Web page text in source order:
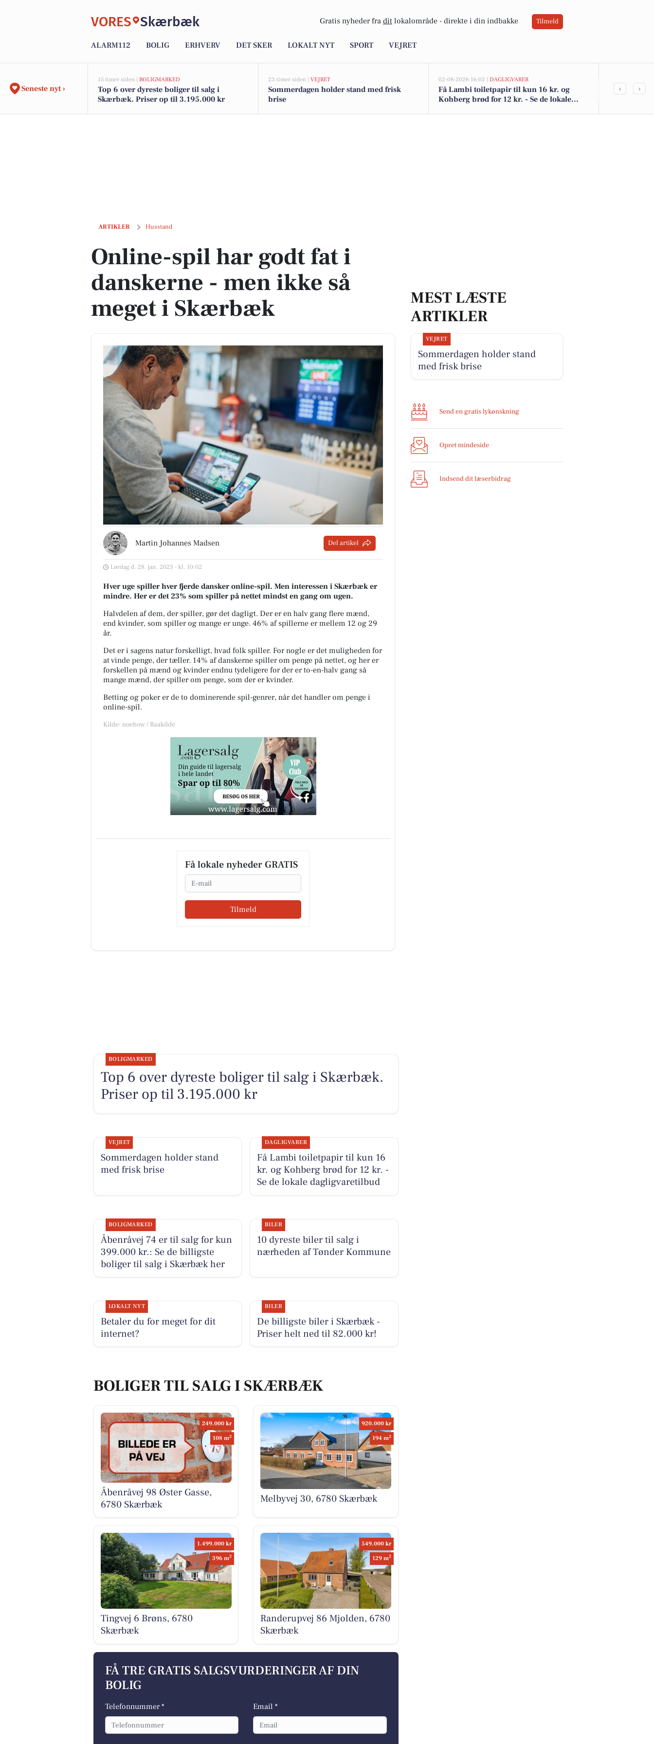
VORES Skærbæk Gratis nyheder fra dit lokalområde - direkte i din indbakke Tilmeld
ALARM112 BOLIG ERHVERV DET SKER LOKALT NYT SPORT VEJRET
Seneste nyt ›
15 timer siden | BOLIGMARKED
Top 6 over dyreste boliger til salg i
Skærbæk. Priser op til 3.195.000 kr
23 timer siden | VEJRET
Sommerdagen holder stand med frisk
brise
02-08-2026 16:02 | DAGLIGVARER
Få Lambi toiletpapir til kun 16 kr. og
Kohberg brød for 12 kr. - Se de lokale
Åbenråvej
‹ ›
ARTIKLER Husstand
Online-spil har godt fat i danskerne - men ikke så meget i Skærbæk
Online-spil har godt fat i
danskerne - men ikke så
meget i Skærbæk
Martin Johannes Madsen Del artikel
Lørdag d. 28. jan. 2023 - kl. 10:02
Hver uge spiller hver fjerde dansker online-spil. Men interessen i Skærbæk er
mindre. Her er det 23% som spiller på nettet mindst en gang om ugen.
Halvdelen af dem, der spiller, gør det dagligt. Der er en halv gang flere mænd,
end kvinder, som spiller og mange er unge. 46% af spillerne er mellem 12 og 29
år.
Det er i sagens natur forskelligt, hvad folk spiller. For nogle er det muligheden for
at vinde penge, der tæller. 14% af danskerne spiller om penge på nettet, og her er
forskellen på mænd og kvinder endnu tydeligere for der er to-en-halv gang så
mange mænd, der spiller om penge, som der er kvinder.
Betting og poker er de to dominerende spil-genrer, når det handler om penge i
online-spil.
Kilde: noehow / Raakilde
Få lokale nyheder GRATIS
Email
Tilmeld
MEST LÆSTE
ARTIKLER
VEJRET
Sommerdagen holder stand
med frisk brise
Send en gratis lykønskning
Opret mindeside
Indsend dit læserbidrag
BOLIGMARKED
Top 6 over dyreste boliger til salg i Skærbæk.
Priser op til 3.195.000 kr
VEJRET
Sommerdagen holder stand
med frisk brise
DAGLIGVARER
Få Lambi toiletpapir til kun 16
kr. og Kohberg brød for 12 kr. -
Se de lokale dagligvaretilbud
BOLIGMARKED
Åbenråvej 74 er til salg for kun
399.000 kr.: Se de billigste
boliger til salg i Skærbæk her
BILER
10 dyreste biler til salg i
nærheden af Tønder Kommune
LOKALT NYT
Betaler du for meget for dit
internet?
BILER
De billigste biler i Skærbæk -
Priser helt ned til 82.000 kr!
BOLIGER TIL SALG I SKÆRBÆK
249.000 kr
108 m2
Åbenråvej 98 Øster Gasse,
6780 Skærbæk
920.000 kr
194 m2
Melbyvej 30, 6780 Skærbæk
1.499.000 kr
396 m2
Tingvej 6 Brøns, 6780
Skærbæk
549.000 kr
129 m2
Randerupvej 86 Mjolden, 6780
Skærbæk
FÅ TRE GRATIS SALGSVURDERINGER AF DIN
BOLIG
Telefonnummer * Email *